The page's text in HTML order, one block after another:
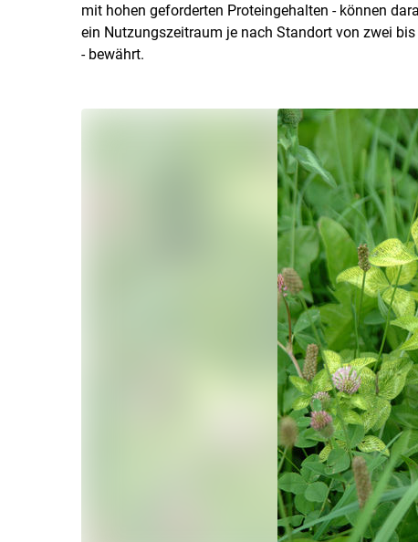
mit hohen geforderten Proteingehalten - können
ein Nutzungszeitraum je nach Standort von zwei
- bewährt.